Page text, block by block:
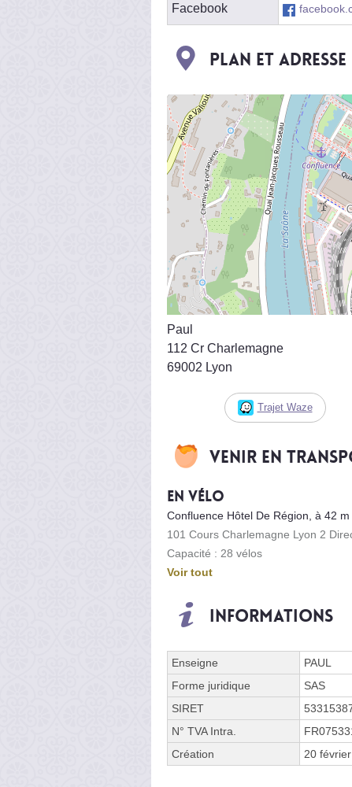
Facebook
Plan et adresse
Paul
112 Cr Charlemagne
69002 Lyon
Trajet Waze
Venir en
En vélo
Confluence Hôtel De Région, à 42 m
101 Cours Charlemagne Lyon 2
Capacité : 28 vélos
Voir tout
Informations
Enseigne
PAUL
Forme juridique
SAS
SIRET
N° TVA Intra.
Création
20